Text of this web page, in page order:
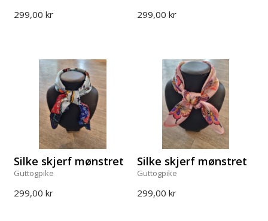
299,00 kr 299,00 kr
Silke skjerf mønstret
Guttogpike
299,00 kr
Silke skjerf mønstret
Guttogpike
299,00 kr